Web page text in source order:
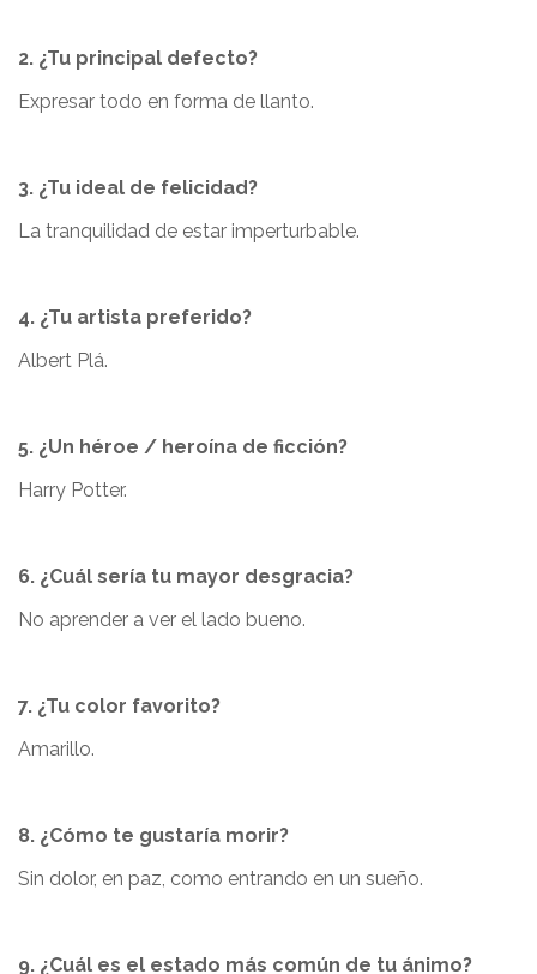
2. ¿Tu principal defecto?
Expresar todo en forma de llanto.
3. ¿Tu ideal de felicidad?
La tranquilidad de estar imperturbable.
4. ¿Tu artista preferido?
Albert Plá.
5. ¿Un héroe / heroína de ficción?
Harry Potter.
6. ¿Cuál sería tu mayor desgracia?
No aprender a ver el lado bueno.
7. ¿Tu color favorito?
Amarillo.
8. ¿Cómo te gustaría morir?
Sin dolor, en paz, como entrando en un sueño.
9. ¿Cuál es el estado más común de tu ánimo?